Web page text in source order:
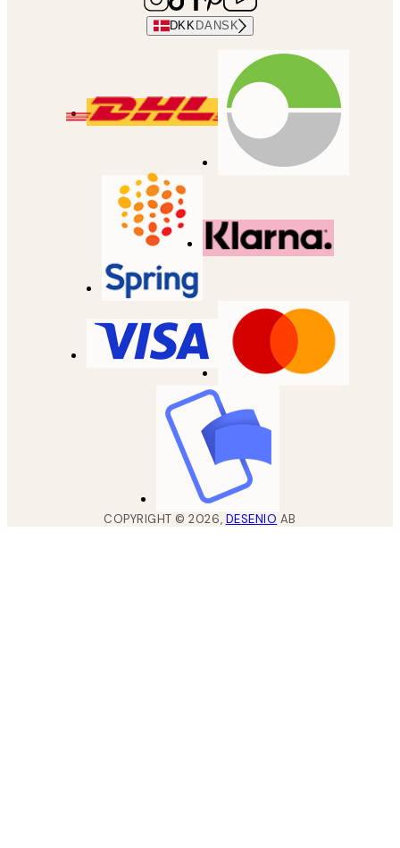
DKK DANSK
COPYRIGHT ©2026, DESENIO AB